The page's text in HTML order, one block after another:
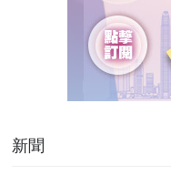
新聞